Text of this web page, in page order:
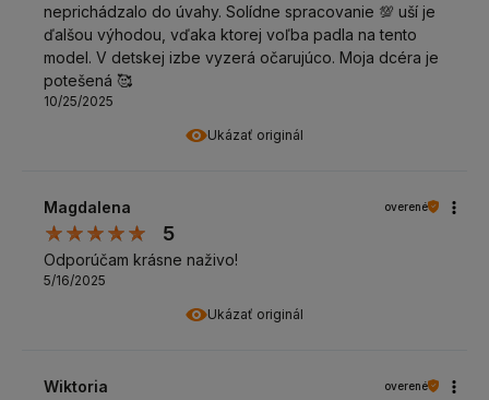
Ukázať originál
neprichádzalo do úvahy. Solídne spracovanie 💯 uší je
ďalšou výhodou, vďaka ktorej voľba padla na tento
model. V detskej izbe vyzerá očarujúco. Moja dcéra je
potešená 🥰
10/25/2025
Ukázať originál
Magdalena overené
5
Odporúčam krásne naživo!
5/16/2025
Wiktoria overené